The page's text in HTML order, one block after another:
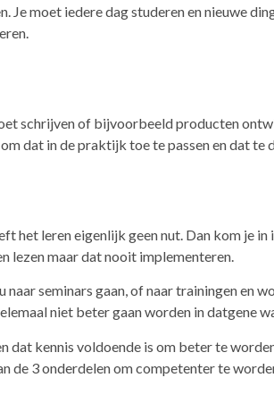
Je moet iedere dag studeren en nieuwe
schrijven of bijvoorbeeld producten
dat in de praktijk toe te passen en dat te
het leren eigenlijk geen nut. Dan kom je
lezen maar dat nooit implementeren.
naar seminars gaan, of naar trainingen en
niet beter gaan worden in datgene
dat kennis voldoende is om beter te
de 3 onderdelen om competenter te